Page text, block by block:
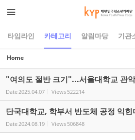
타임라인 카테고리 알림마당 기관
Home
"여의도 절반 크기"...서울대학교 관
Date2025.04.07 Views 522214
단국대학교, 학부서 반도체 공정 익
Date2024.08.19 Views 506848
Sketchbook5, 스케치